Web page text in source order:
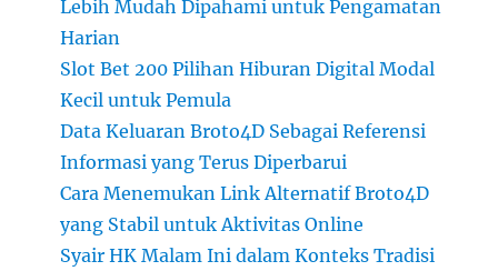
Lebih Mudah Dipahami untuk Pengamatan
Harian
Slot Bet 200 Pilihan Hiburan Digital Modal
Kecil untuk Pemula
Data Keluaran Broto4D Sebagai Referensi
Informasi yang Terus Diperbarui
Cara Menemukan Link Alternatif Broto4D
yang Stabil untuk Aktivitas Online
Syair HK Malam Ini dalam Konteks Tradisi